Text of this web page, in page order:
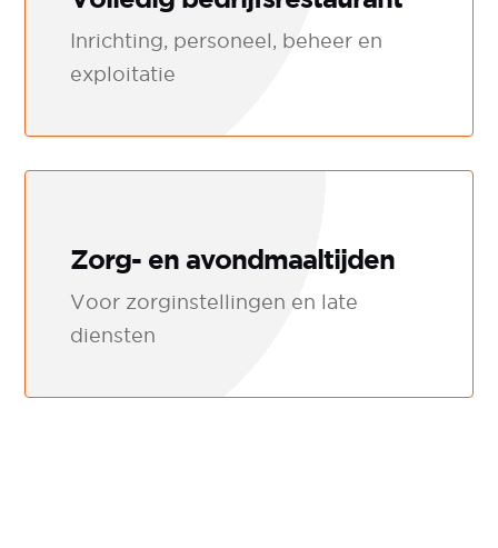
Inrichting, personeel, beheer en
exploitatie
Zorg- en avondmaaltijden
Voor zorginstellingen en late
diensten